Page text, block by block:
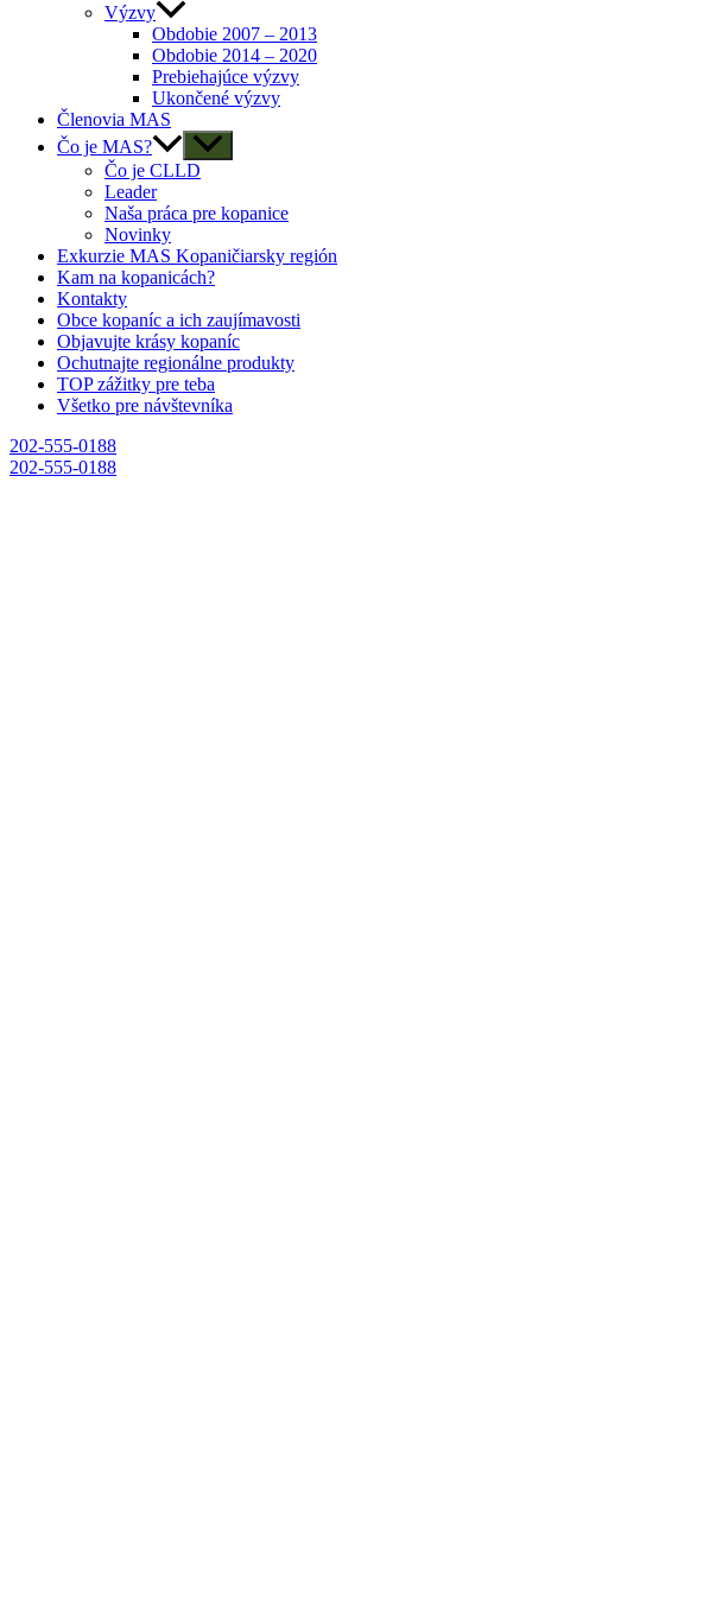
Výzvy
Obdobie 2007 – 2013
Obdobie 2014 – 2020
Prebiehajúce výzvy
Ukončené výzvy
Členovia MAS
Čo je MAS?
Čo je CLLD
Leader
Naša práca pre kopanice
Novinky
Exkurzie MAS Kopaničiarsky región
Kam na kopanicách?
Kontakty
Obce kopaníc a ich zaujímavosti
Objavujte krásy kopaníc
Ochutnajte regionálne produkty
TOP zážitky pre teba
Všetko pre návštevníka
202-555-0188
202-555-0188